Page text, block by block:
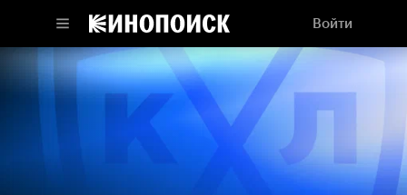
Войти